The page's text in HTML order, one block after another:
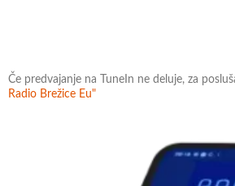
Če predvajanje na TuneIn ne deluje, za
Radio Brežice Eu"